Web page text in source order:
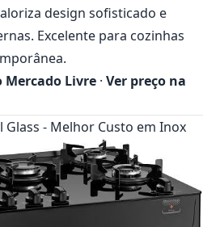
design sofisticado e
Excelente para cozinhas
Mercado Livre · Ver preço na
Glass - Melhor Custo em Inox